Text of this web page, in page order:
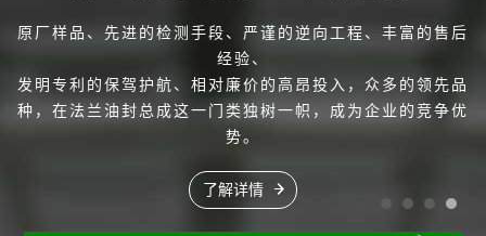
原厂样品、先进的检测手段、严谨的逆向工程、丰富的售后
经验、
发明专利的保驾护航、相对廉价的高昂投入，众多的领先品
种，在法兰油封总成这一门类独树一帜，成为企业的竞争优
势。
了解详情